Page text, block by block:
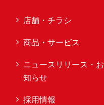
店舗・チラシ
商品・サービス
ニュースリリース・お
知らせ
採用情報